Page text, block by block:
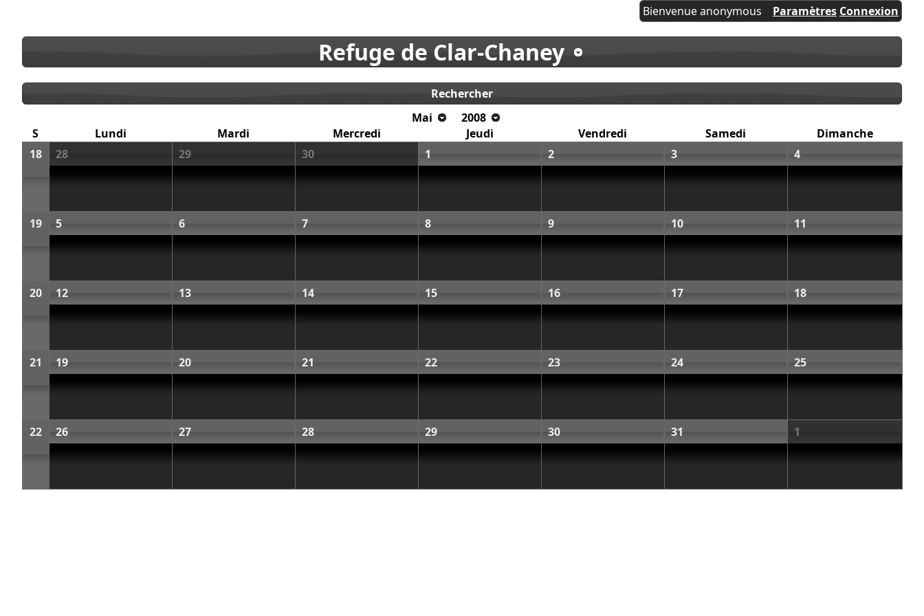
Bienvenue anonymous Paramètres Connexion
Refuge de Clar-Chaney
Rechercher
Mai
2008
S
Lundi Mardi Mercredi Jeudi Vendredi Samedi
Dimanche
18
28 29 30 1 2 3 4
19 5 6 7 8 9 10 11
20 12 13 14 15 16 17 18
21 19 20 21 22 23 24 25
22 26 27 28 29 30 31 1